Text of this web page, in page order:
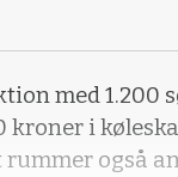
med 1.200
kroner i
også